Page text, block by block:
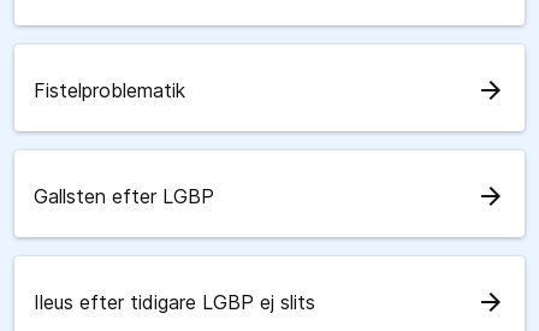
Fistelproblematik arrow_forward
Gallsten efter LGBP arrow_forward
Ileus efter tidigare LGBP ej slits arrow_forward